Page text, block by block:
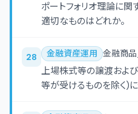
ポートフォリオ理論に関
適切なものはどれか。
28 金融資産運用 金融商品
上場株式等の譲渡およ
等が受けるものを除く)